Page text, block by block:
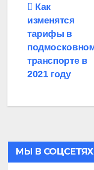
по
записям
Как
изменятся
тарифы в
транспорте в
2021 году
МЫ В СОЦСЕТЯХ